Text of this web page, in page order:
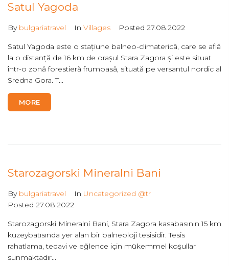
Satul Yagoda
By bulgariatravel In Villages Posted 27.08.2022
Satul Yagoda este o stațiune balneo-climaterică, care se află
la o distanță de 16 km de orașul Stara Zagora și este situat
într-o zonă forestieră frumoasă, situată pe versantul nordic al
Sredna Gora. T...
MORE
Starozagorski Mineralni Bani
By bulgariatravel In Uncategorized @tr
Posted 27.08.2022
Starozagorski Mineralni Bani, Stara Zagora kasabasının 15 km
kuzeybatısında yer alan bir balneoloji tesisidir. Tesis
rahatlama, tedavi ve eğlence için mükemmel koşullar
sunmaktadır...